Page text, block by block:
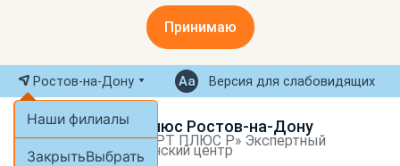
Принимаю
Ростов-на-Дону
Наши филиалы
ЗакрытьВыбрать
Версия для слабовидящих
МРТ Плюс Ростов-на-Дону
ООО «МРТ ПЛЮС Р» Экспертный
медицинский центр